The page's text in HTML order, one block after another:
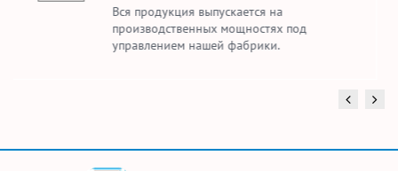
Ежемесячно мы производим до 2,5 млн.
погонных метров тканей для домашнего
текстиля и спецодежды.